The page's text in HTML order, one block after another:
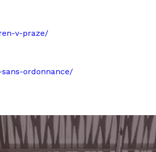
v-praze/
ordonnance/